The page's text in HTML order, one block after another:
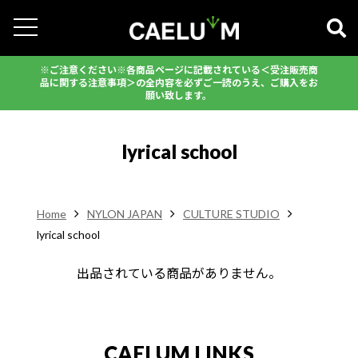
※ご注意ください※各商品ページに記載されている＜受注販売商
品に関する注意事項＞の全内容を必ずご一読のうえ、ご購入をお
願い致します。
lyrical school
Home NYLON JAPAN
CULTURE STUDIO
lyrical school
出品されている商品がありません。
CAELUM LINKS